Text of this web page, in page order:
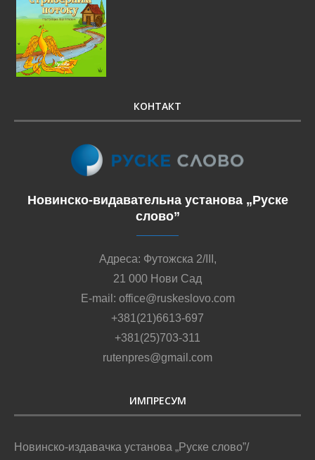
КОНТАКТ
Новинско-видавательна установа „Руске
слово”
Адреса: Футожска 2/III,
21 000 Нови Сад
E-mail: office@ruskeslovo.com
+381(21)6613-697
+381(25)703-311
rutenpres@gmail.com
ИМПРЕСУМ
Новинско-издавачка установа „Руске слово”/